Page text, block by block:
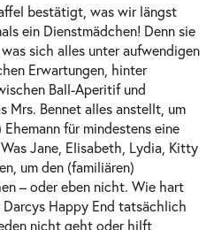
10.02.2027
Tickets
(*oder so)-
Do.
11.02.2027
Ausverkauft
bestätigt, was wir längst
ein Dienstmädchen! Denn sie
sich alles unter aufwendigen
Erwartungen, hinter
Ball-Aperitif und
Mrs. Bennet alles anstellt, um
für mindestens eine
Jane, Elisabeth, Lydia, Kitty
um den (familiären)
– oder eben nicht. Wie hart
Happy End tatsächlich
nicht geht oder hilft,